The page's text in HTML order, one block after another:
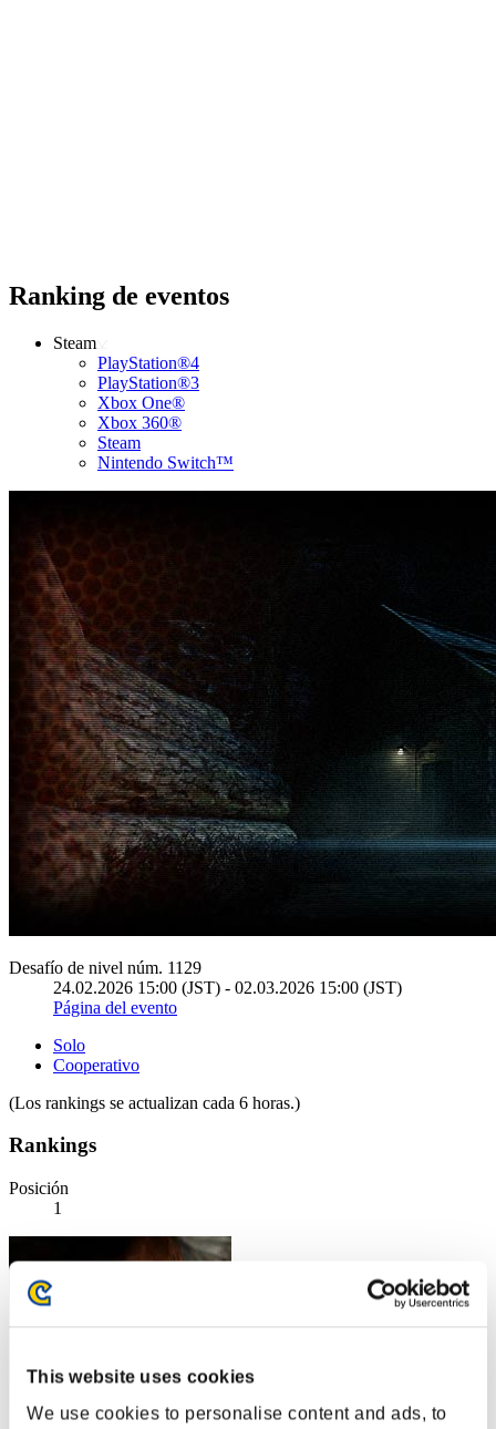
This website uses cookies
We use cookies to personalise content and ads, to
Ranking de eventos
Steam
PlayStation®4
PlayStation®3
Xbox One®
Xbox 360®
Steam
Nintendo Switch™
Desafío de nivel núm. 1129
24.02.2026 15:00 (JST) - 02.03.2026 15:00 (JST)
Página del evento
Solo
Cooperativo
(Los rankings se actualizan cada 6 horas.)
Rankings
Posición
1